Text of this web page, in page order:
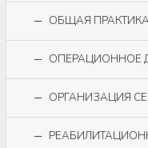
ОБЩАЯ ПРАКТИКА
ОПЕРАЦИОННОЕ
ОРГАНИЗАЦИЯ